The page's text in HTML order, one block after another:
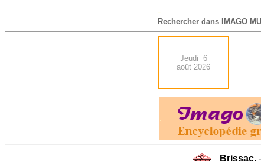
-
Rechercher dans IMAGO
Jeudi 6
août 2026
.
Brissac.